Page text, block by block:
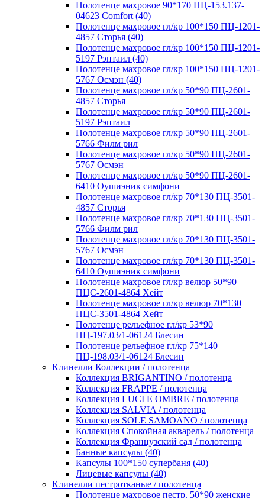
Полотенце махровое 90*170 ПЦ-153.137-
04623 Comfort (40)
Полотенце махровое гл/кр 100*150 ПЦ-1201-
4857 Сторья (40)
Полотенце махровое гл/кр 100*150 ПЦ-1201-
5197 Рэптаил (40)
Полотенце махровое гл/кр 100*150 ПЦ-1201-
5767 Осмэн (40)
Полотенце махровое гл/кр 50*90 ПЦ-2601-
4857 Сторья
Полотенце махровое гл/кр 50*90 ПЦ-2601-
5197 Рэптаил
Полотенце махровое гл/кр 50*90 ПЦ-2601-
5766 Филм рил
Полотенце махровое гл/кр 50*90 ПЦ-2601-
5767 Осмэн
Полотенце махровое гл/кр 50*90 ПЦ-2601-
6410 Оушиэник симфони
Полотенце махровое гл/кр 70*130 ПЦ-3501-
4857 Сторья
Полотенце махровое гл/кр 70*130 ПЦ-3501-
5766 Филм рил
Полотенце махровое гл/кр 70*130 ПЦ-3501-
5767 Осмэн
Полотенце махровое гл/кр 70*130 ПЦ-3501-
6410 Оушиэник симфони
Полотенце махровое гл/кр велюр 50*90
ПЦС-2601-4864 Хейт
Полотенце махровое гл/кр велюр 70*130
ПЦС-3501-4864 Хейт
Полотенце рельефное гл/кр 53*90
ПЦ-197.03/1-06124 Блесин
Полотенце рельефное гл/кр 75*140
ПЦ-198.03/1-06124 Блесин
Клинелли Коллекции / полотенца
Коллекция BRIGANTINO / полотенца
Коллекция FRAPPE / полотенца
Коллекция LUCI E OMBRE / полотенца
Коллекция SALVIA / полотенца
Коллекция SOLE SAMOANO / полотенца
Коллекция Спокойная акварель / полотенца
Коллекция Французский сад / полотенца
Банные капсулы (40)
Капсулы 100*150 супербаня (40)
Лицевые капсулы (40)
Клинелли пестротканые / полотенца
Полотенце махровое пестр. 50*90 женские